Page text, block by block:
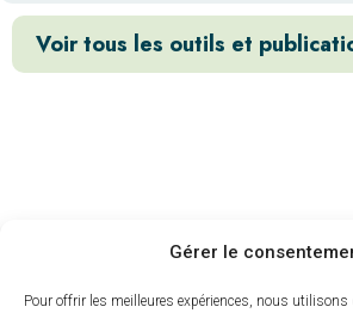
Gérer le
Pour offrir les meilleures expériences, nous utilisons
Voir tous les outils et